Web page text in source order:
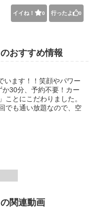
イイね！ 0 行ったよ 0
おすすめ情報
います！！笑顔やパワー
30分、予約不要！カー
ことにこだわりました。
でも通い放題なので、空
関連動画